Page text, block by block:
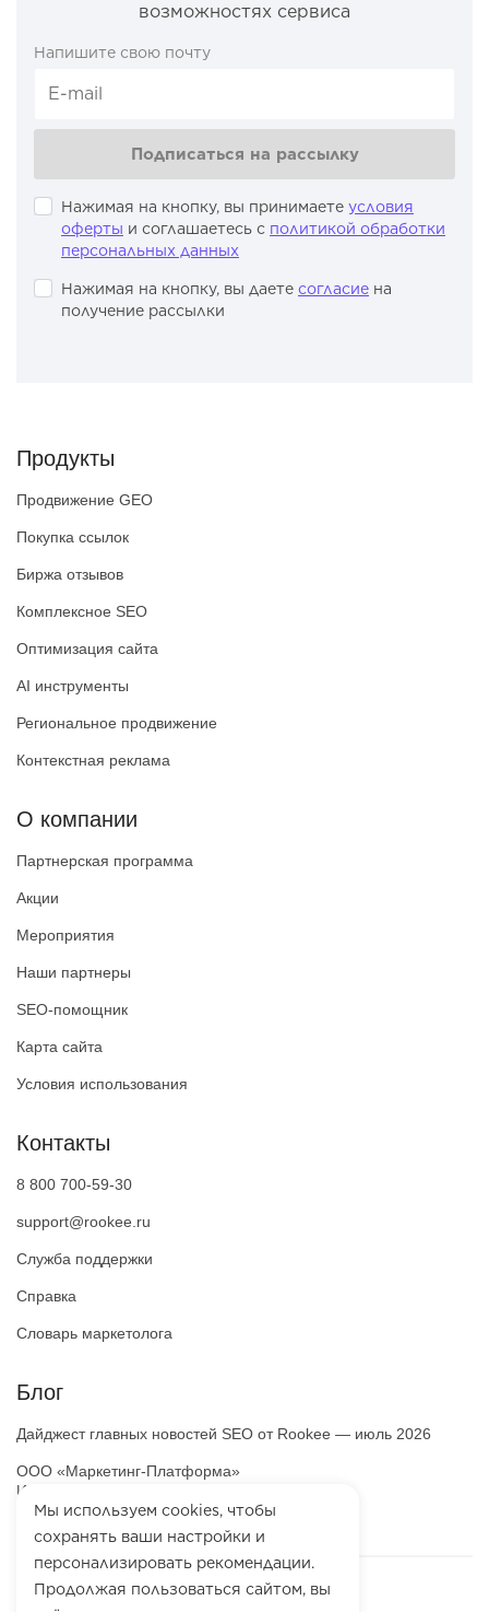
Мы используем cookies, чтобы
сохранять ваши настройки и
персонализировать рекомендации.
Продолжая пользоваться сайтом, вы
возможностях сервиса
Напишите свою почту
Подписаться на рассылку
Нажимая на кнопку, вы принимаете условия
оферты и соглашаетесь с политикой обработки
персональных данных
Нажимая на кнопку, вы даете согласие на
получение рассылки
Блог
Дайджест главных новостей SEO от Rookee — июль 2026
ООО «Маркетинг-Платформа»
ИНН
ОГРН 1257100003863
Продукты
Продвижение GEO
Покупка ссылок
Биржа отзывов
Комплексное SEO
Оптимизация сайта
AI инструменты
Региональное продвижение
Контекстная реклама
О компании
Партнерская программа
Акции
Мероприятия
Наши партнеры
SEO-помощник
Карта сайта
Условия использования
Контакты
8 800 700-59-30
support@rookee.ru
Служба поддержки
Справка
Словарь маркетолога